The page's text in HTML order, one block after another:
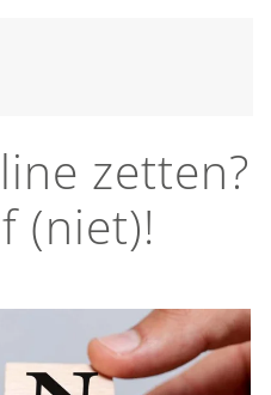
zetten?
(niet)!